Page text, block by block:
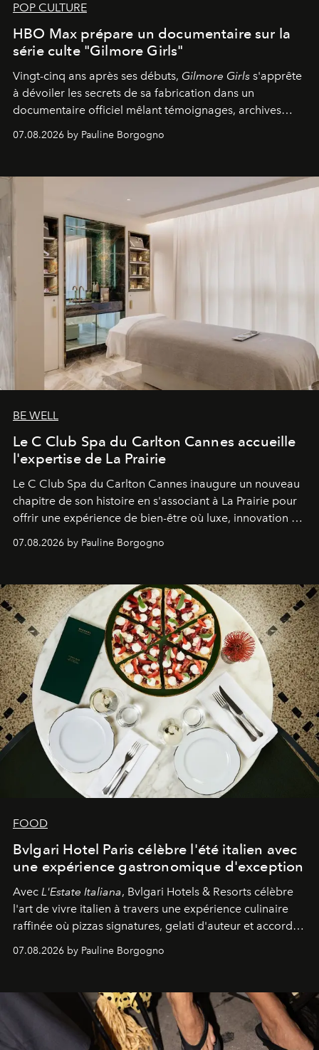
POP CULTURE
HBO Max prépare un documentaire sur la
série culte "Gilmore Girls"
Vingt-cinq ans après ses débuts, Gilmore Girls s'apprête
à dévoiler les secrets de sa fabrication dans un
documentaire officiel mêlant témoignages, archives
inédites et plongée dans les coulisses d'un phénomène
générationnel.
07.08.2026 by Pauline Borgogno
BE WELL
Le C Club Spa du Carlton Cannes accueille
l'expertise de La Prairie
Le C Club Spa du Carlton Cannes inaugure un nouveau
chapitre de son histoire en s'associant à La Prairie pour
offrir une expérience de bien-être où luxe, innovation et
expertise se rencontrent.
07.08.2026 by Pauline Borgogno
FOOD
Bvlgari Hotel Paris célèbre l'été italien avec
une expérience gastronomique d'exception
Avec L'Estate Italiana, Bvlgari Hotels & Resorts célèbre
l'art de vivre italien à travers une expérience culinaire
raffinée où pizzas signatures, gelati d'auteur et accords
d'exception composent un véritable voyage sensoriel.
07.08.2026 by Pauline Borgogno